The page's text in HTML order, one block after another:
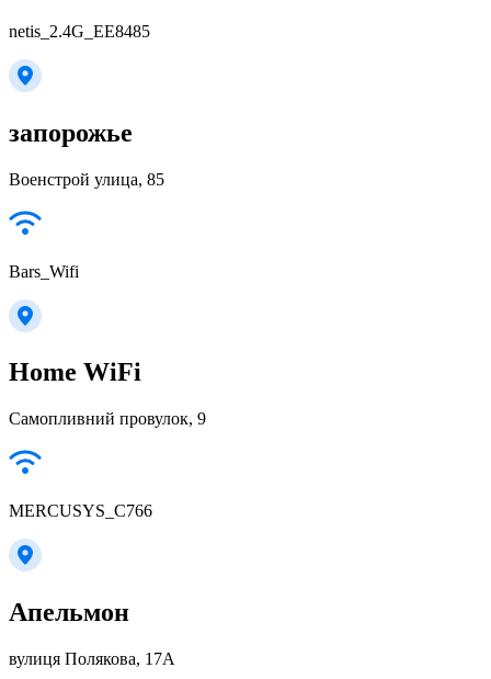
netis_2.4G_EE8485
запорожье
Военстрой улица, 85
Bars_Wifi
Home WiFi
Самопливний провулок, 9
MERCUSYS_C766
Апельмон
вулиця Полякова, 17А